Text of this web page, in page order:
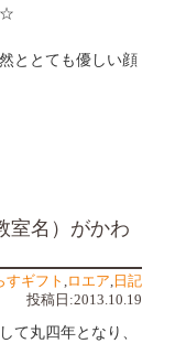
☆
ととても優しい顔
室名）がかわ
すギフト ,ロエア, 日記
投稿日:2013.10.19
て丸四年となり、